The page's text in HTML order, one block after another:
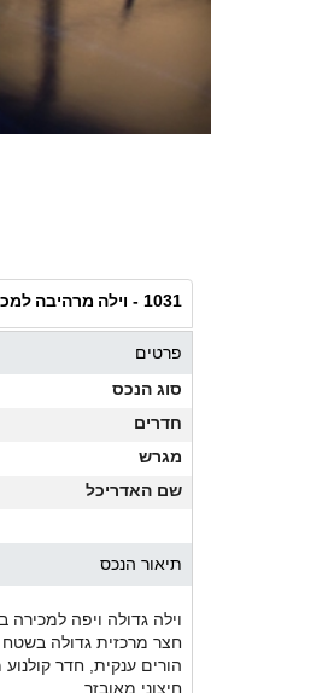
1031 - וילה מרהיבה
פרטים
סוג הנכס
חדרים
מגרש
שם האדריכל
תיאור הנכס
הורים ענקית, חדר
חיצוני מאובזר.